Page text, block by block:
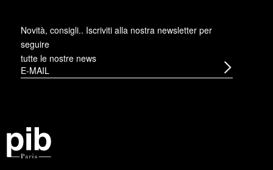
Novità, consigli.. Iscriviti alla nostra newsletter per
seguire
tutte le nostre news